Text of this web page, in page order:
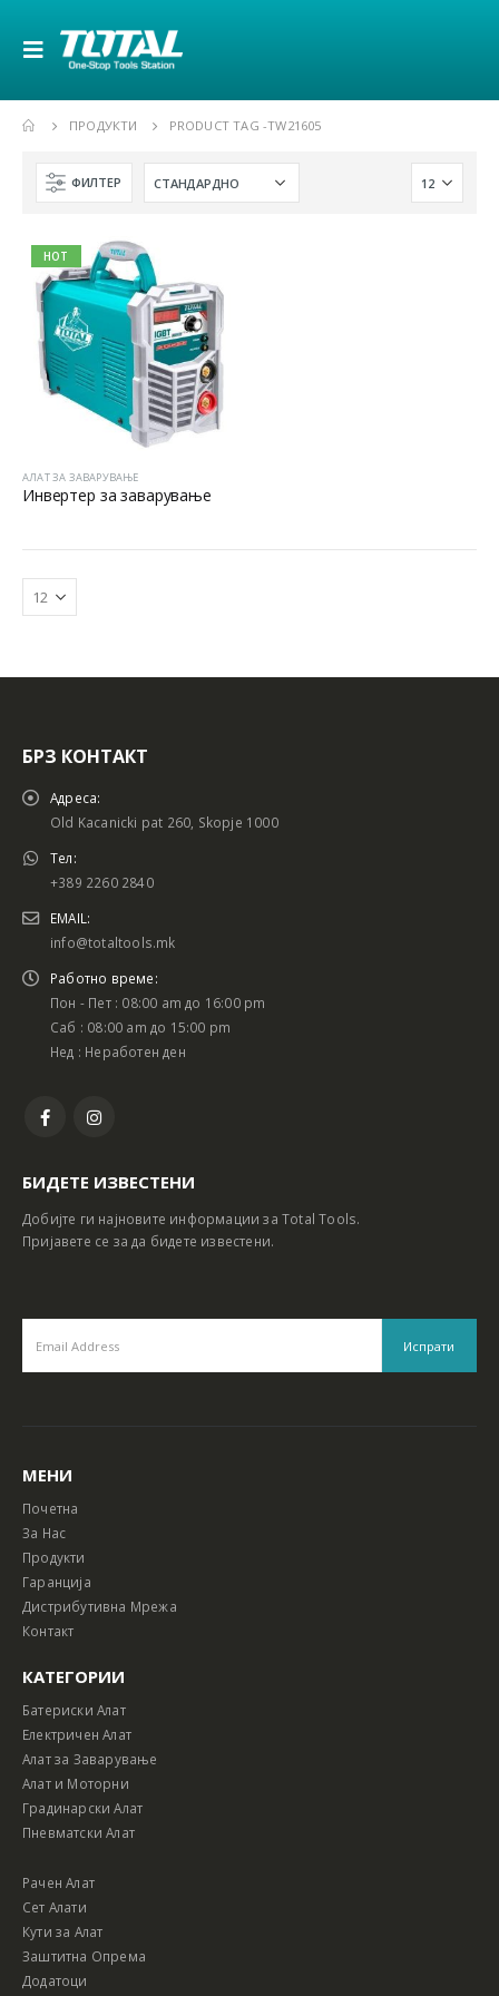
ПРОДУКТИ PRODUCT TAG -TW21605
ФИЛТЕР
HOT
АЛАТ ЗА ЗАВАРУВАЊЕ
Инвертер за заварување
Батериски сет
Батериски сет Ротирачки Чекан и Бормашина 20V
БРЗ КОНТАКТ
Адреса:
Old Kacanicki pat 260, Skopje 1000
Тел:
+389 2260 2840
EMAIL:
info@totaltools.mk
Работно време:
Пон - Пет : 08:00 am до 16:00 pm
Саб : 08:00 am до 15:00 pm
Нед : Неработен ден
БИДЕТЕ ИЗВЕСТЕНИ
Добијте ги најновите информации за Total Tools.
Пријавете се за да бидете известени.
МЕНИ
Почетна
За Нас
Продукти
Гаранција
Дистрибутивна Мрежа
Контакт
КАТЕГОРИИ
Батериски Алат
Електричен Алат
Алат за Заварување
Алат и Моторни
Градинарски Алат
Пневматски Алат
Рачен Алат
Сет Алати
Кути за Алат
Заштитна Опрема
Додатоци